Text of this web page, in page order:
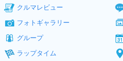
クルマレビュー
フォトギャラリー
グループ
ラップタイム